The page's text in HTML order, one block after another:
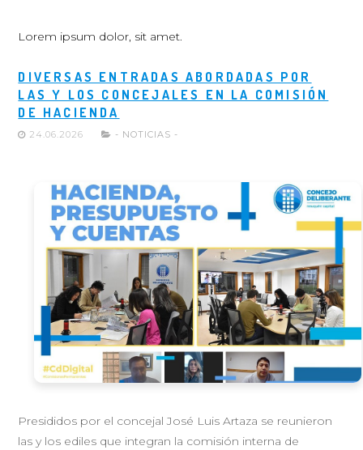
Lorem ipsum dolor, sit amet.
DIVERSAS ENTRADAS ABORDADAS POR
LAS Y LOS CONCEJALES EN LA COMISIÓN
DE HACIENDA
24.06.2026 - NOTICIAS -
Presididos por el concejal José Luis Artaza se reunieron
las y los ediles que integran la comisión interna de